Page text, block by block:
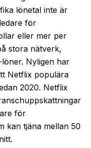
lönetal inte är
för
eller mer per
stora nätverk,
Nyligen har
Netflix populära
2020. Netflix
för
kan tjäna mellan 50